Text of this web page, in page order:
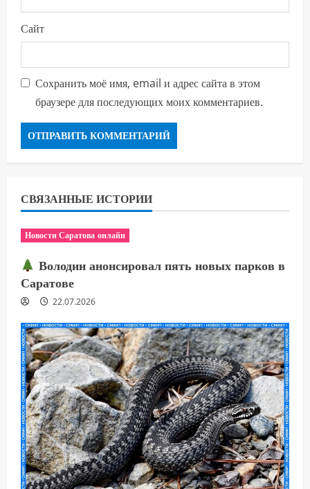
Сайт
Сохранить моё имя, email и адрес сайта в этом
браузере для последующих моих комментариев.
СВЯЗАННЫЕ ИСТОРИИ
Новости Саратова онлайн
Володин анонсировал пять новых парков в
Саратове
22.07.2026